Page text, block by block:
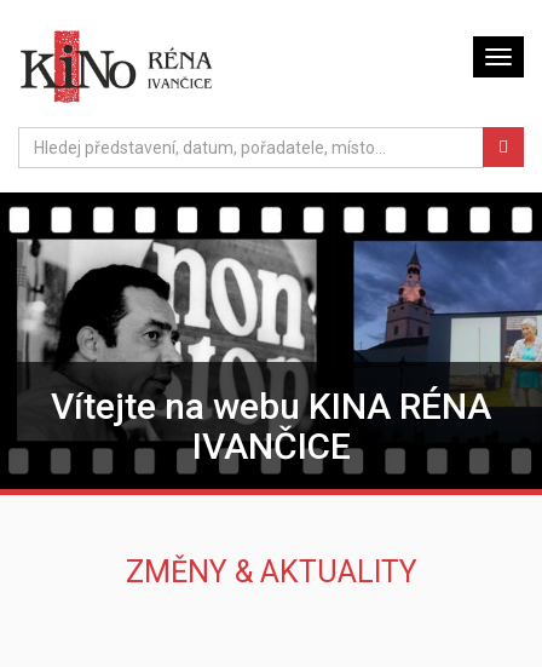
Vítejte na webu KINA RÉNA
IVANČICE
ZMĚNY & AKTUALITY